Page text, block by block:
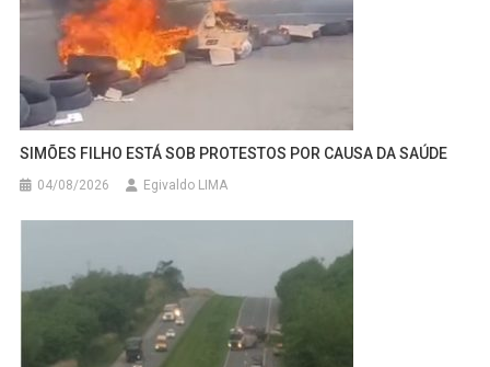
SIMÕES FILHO ESTÁ SOB PROTESTOS POR CAUSA DA SAÚDE
04/08/2026 Egivaldo LIMA